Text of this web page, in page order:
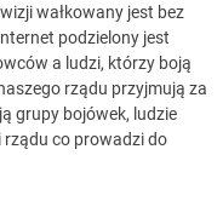
wałkowany jest bez
podzielony jest
a ludzi, którzy boją
rządu przyjmują za
grupy bojówek, ludzie
co prowadzi do